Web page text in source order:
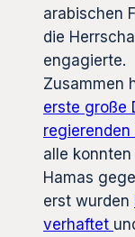
arabischen
die
engagierte.
Zusammen
erste große
alle
Hamas
erst wurden
verhaftet